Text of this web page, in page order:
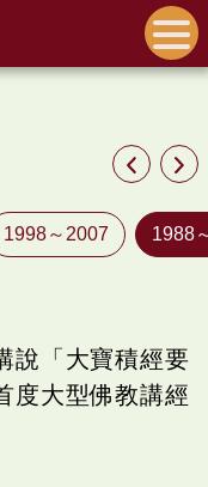
1998～2007 1988
說「大寶積經要
度大型佛教講經